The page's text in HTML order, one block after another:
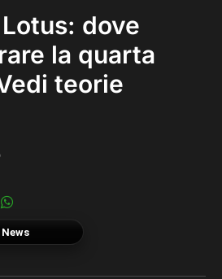
dove
la quarta
teorie